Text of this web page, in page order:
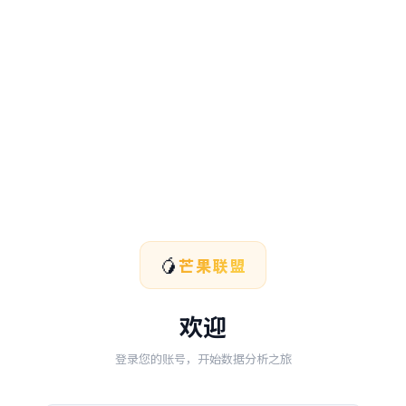
🥭芒果联盟
欢迎
登录您的账号，开始数据分析之旅